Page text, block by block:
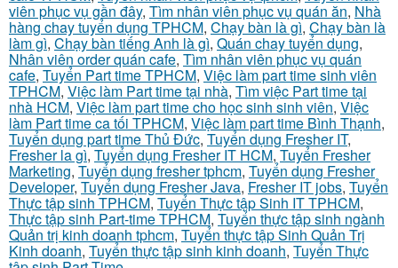
viên phục vụ gần đây, Tìm nhân viên phục vụ quán ăn, Nhà
hàng chay tuyển dụng TPHCM, Chạy bàn là gì, Chạy bàn là
làm gì, Chạy bàn tiếng Anh là gì, Quán chay tuyển dụng,
Nhân viên order quán cafe, Tìm nhân viên phục vụ quán
cafe, Tuyển Part time TPHCM, Việc làm part time sinh viên
TPHCM, Việc làm Part time tại nhà, Tìm việc Part time tại
nhà HCM, Việc làm part time cho học sinh sinh viên, Việc
làm Part time ca tối TPHCM, Việc làm part time Bình Thạnh,
Tuyển dụng part time Thủ Đức, Tuyển dụng Fresher IT,
Fresher la gì, Tuyển dụng Fresher IT HCM, Tuyển Fresher
Marketing, Tuyển dụng fresher tphcm, Tuyển dụng Fresher
Developer, Tuyển dụng Fresher Java, Fresher IT jobs, Tuyển
Thực tập sinh TPHCM, Tuyển Thực tập Sinh IT TPHCM,
Thực tập sinh Part-time TPHCM, Tuyển thực tập sinh ngành
Quản trị kinh doanh tphcm, Tuyển thực tập Sinh Quản Trị
Kinh doanh, Tuyển thực tập sinh kinh doanh, Tuyển Thực